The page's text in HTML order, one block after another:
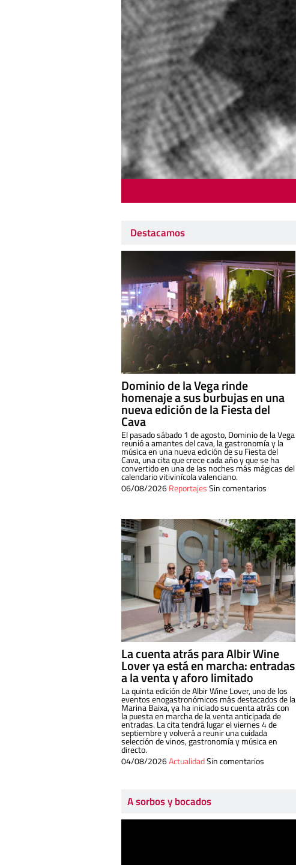
Destacamos
Dominio de la Vega rinde
homenaje a sus burbujas en una
nueva edición de la Fiesta del
Cava
El pasado sábado 1 de agosto, Dominio de la Vega
reunió a amantes del cava, la gastronomía y la
música en una nueva edición de su Fiesta del
Cava, una cita que crece cada año y que se ha
convertido en una de las noches más mágicas del
calendario vitivinícola valenciano.
06/08/2026ReportajesSin comentarios
La cuenta atrás para Albir Wine
Lover ya está en marcha: entradas
a la venta y aforo limitado
La quinta edición de Albir Wine Lover, uno de los
eventos enogastronómicos más destacados de la
Marina Baixa, ya ha iniciado su cuenta atrás con
la puesta en marcha de la venta anticipada de
entradas. La cita tendrá lugar el viernes 4 de
septiembre y volverá a reunir una cuidada
selección de vinos, gastronomía y música en
directo.
04/08/2026ActualidadSin comentarios
A sorbos y bocados